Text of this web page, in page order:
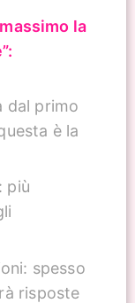
la
dal primo
è la
più
spesso
risposte